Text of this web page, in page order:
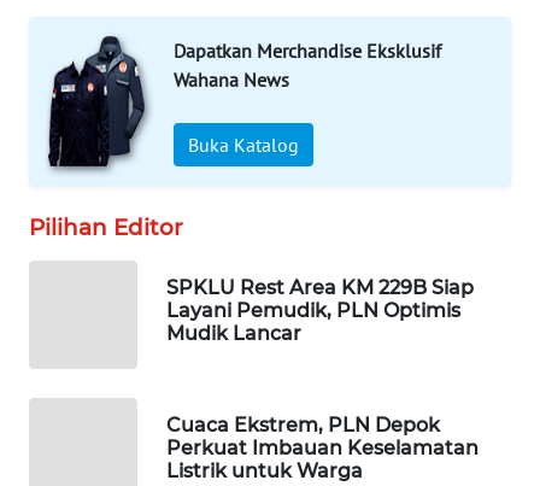
Dapatkan Merchandise Eksklusif
Wahana News
Buka Katalog
Pilihan Editor
SPKLU Rest Area KM 229B Siap
Layani Pemudik, PLN Optimis
Mudik Lancar
Cuaca Ekstrem, PLN Depok
Perkuat Imbauan Keselamatan
Listrik untuk Warga
LAPAK
WAHANA
Wahana
Network
KELISTRIKAN